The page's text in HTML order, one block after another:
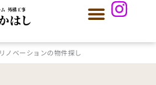
リノベーションの物件探し